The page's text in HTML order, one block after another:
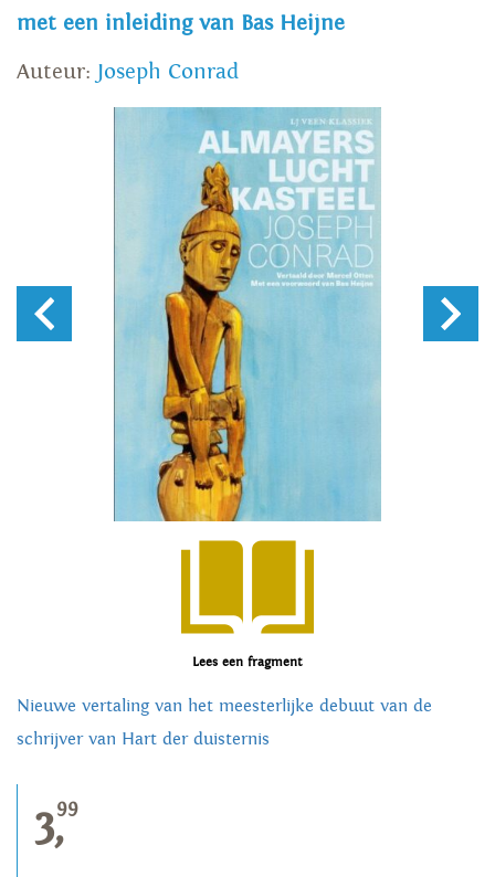
met een inleiding van Bas Heijne
Auteur: Joseph Conrad
Lees een fragment
Nieuwe vertaling van het meesterlijke debuut van de
schrijver van Hart der duisternis
3,99